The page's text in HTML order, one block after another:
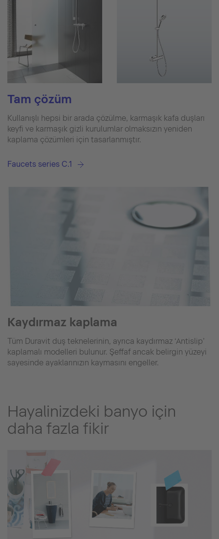
Tam çözüm
Kullanışlı hepsi bir arada çözülme, karmaşık kafa duşları
keyfi ve karmaşık gizli kurulumlar olmaksızın yeniden
kaplama çözümleri için tasarlanmıştır.
Faucets series C.1
Kaydırmaz kaplama
Tüm Duravit duş teknelerinin, ayrıca kaydırmaz ‘Antislip’
kaplamalı modelleri bulunur. Şeffaf ancak belirgin yüzeyi
sayesinde ayaklarınızın kaymasını engeller.
Hayalinizdeki banyo için
daha fazla fikir